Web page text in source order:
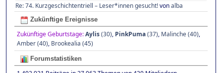
Re: 74. Kurzgeschichtentriell – Leser*innen gesucht!vonalba
Zukünftige Ereignisse
Zukünftige Geburtstage:Aylis(30), PinkPuma(37), Malinche (40),
Amber (40), Brookealia (45)
Forumstatistiken